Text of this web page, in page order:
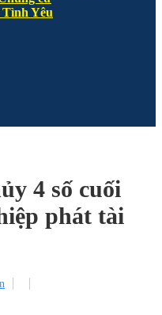
Yêu
4 số cuối
phát tài